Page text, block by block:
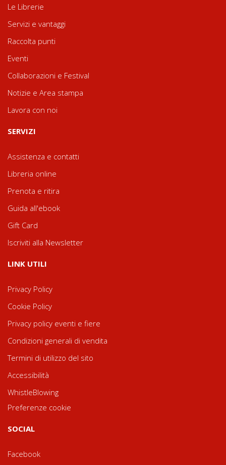
Le Librerie
Servizi e vantaggi
Raccolta punti
Eventi
Collaborazioni e Festival
Notizie e Area stampa
Lavora con noi
SERVIZI
Assistenza e contatti
Libreria online
Prenota e ritira
Guida all'ebook
Gift Card
Iscriviti alla Newsletter
LINK UTILI
Privacy Policy
Cookie Policy
Privacy policy eventi e fiere
Condizioni generali di vendita
Termini di utilizzo del sito
Accessibilità
WhistleBlowing
Preferenze cookie
SOCIAL
Facebook